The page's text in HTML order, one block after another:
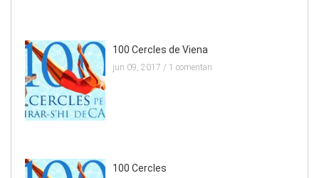
100 Cercles de Viena
jun 09, 2017 / 1 comentari
100 Cercles